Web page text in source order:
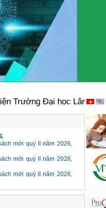
Đại học Lâm nghiệp
mới quý II năm 2026,
mới quý II năm 2026,
mới quý II năm 2026,